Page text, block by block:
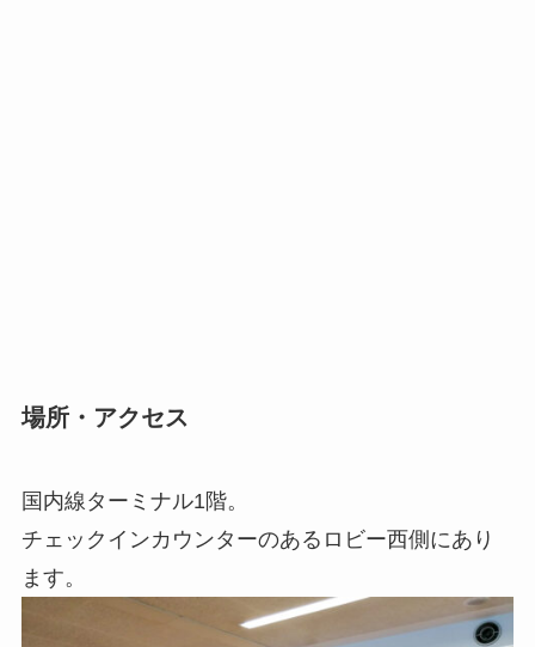
場所・アクセス
国内線ターミナル1階。
チェックインカウンターのあるロビー西側にあり
ます。